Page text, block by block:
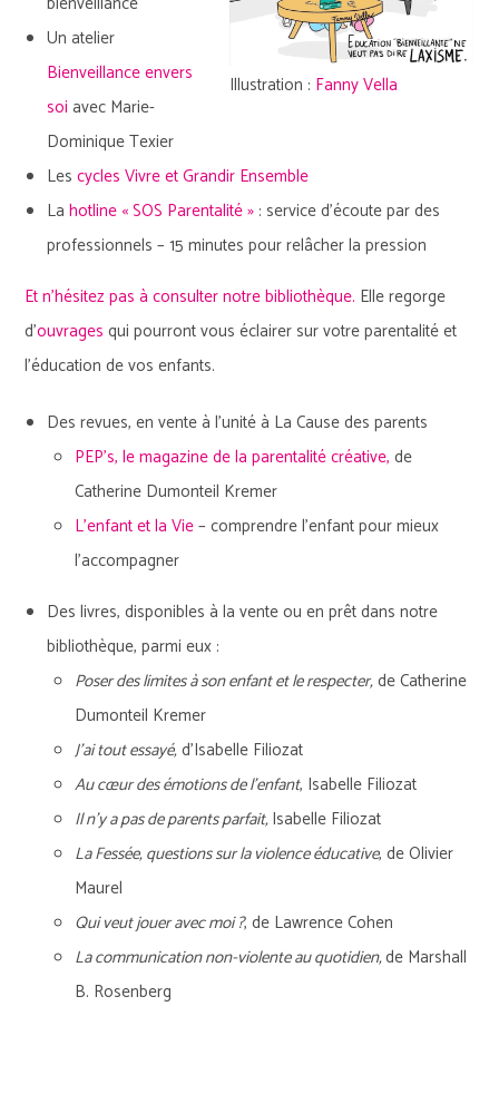
Illustration : Fanny Vella
Un atelier
Bienveillance envers
soiavec Marie-
Dominique Texier
Lescycles Vivre et Grandir Ensemble
La hotline « SOS Parentalité » : service d’écoute par des
professionnels – 15 minutes pour relâcher la pression
Et n’hésitez pas à consulter notre bibliothèque. Elle regorge
d’ouvragesqui pourront vous éclairer sur votre parentalité et
l’éducation de vos enfants.
Des revues, en vente à l’unité à La Cause des parents
PEP’s, le magazine de la parentalité créative,de
Catherine Dumonteil Kremer
L’enfant et la Vie– comprendre l’enfant pour mieux
l’accompagner
Des livres, disponibles à la vente ou en prêt dans notre
bibliothèque, parmi eux :
Poser des limites à son enfant et le respecter,de Catherine
Dumonteil Kremer
J’ai tout essayé,d’Isabelle Filiozat
Au cœur des émotions de l’enfant, Isabelle Filiozat
Il n’y a pas de parents parfait,Isabelle Filiozat
La Fessée, questions sur la violence éducative, de Olivier
Maurel
Qui veut jouer avec moi ?, de Lawrence Cohen
La communication non-violente au quotidien,de Marshall
B. Rosenberg